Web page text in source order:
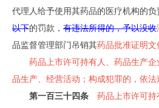
代理人给予使用其药品的医疗机构的
以下的罚款， 有违法所得的，予以没收
品监督管理部门吊销其药品批准证明文
药品上市许可持有人、药品生产
品生产、经营活动；构成犯罪的，依法
第一百三十四条
药品上市许可持